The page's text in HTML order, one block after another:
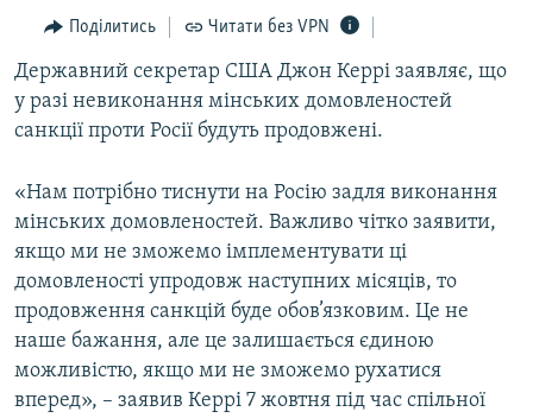
Перейти
пошуку
ПОГЛЯД
ІНТЕРВ'Ю
ВСЕ ЗА ДЕНЬ
ДЕПОРТАЦІЯ
ВІДЕОУРОКИ «ELIFBE»
СВІДЧЕННЯ ОКУПАЦІЇ
УКРАЇНСЬКА ПРОБЛЕМА КРИМУ
ІНФОГРАФІКА
ЯК ОБІЙТИ БЛОКУВАННЯ
Русский
Qırımtatar
ДОЛУЧАЙСЯ!
Поділитись Читати без VPN
Державний секретар США Джон Керрі заявляє, що
у разі невиконання мінських домовленостей
санкції проти Росії будуть продовжені.
«Нам потрібно тиснути на Росію задля виконання
мінських домовленостей. Важливо чітко заявити,
якщо ми не зможемо імплементувати ці
домовленості упродовж наступних місяців, то
продовження санкцій буде обов’язковим. Це не
наше бажання, але це залишається єдиною
можливістю, якщо ми не зможемо рухатися
вперед», – заявив Керрі 7 жовтня під час спільної